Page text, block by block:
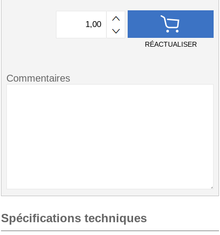
RÉACTUALISER
Commentaires
Spécifications techniques